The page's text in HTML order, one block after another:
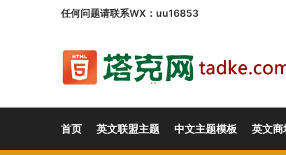
任何问题请联系WX：uu16853
首页 英文联盟主题 中文主题模板 英文商